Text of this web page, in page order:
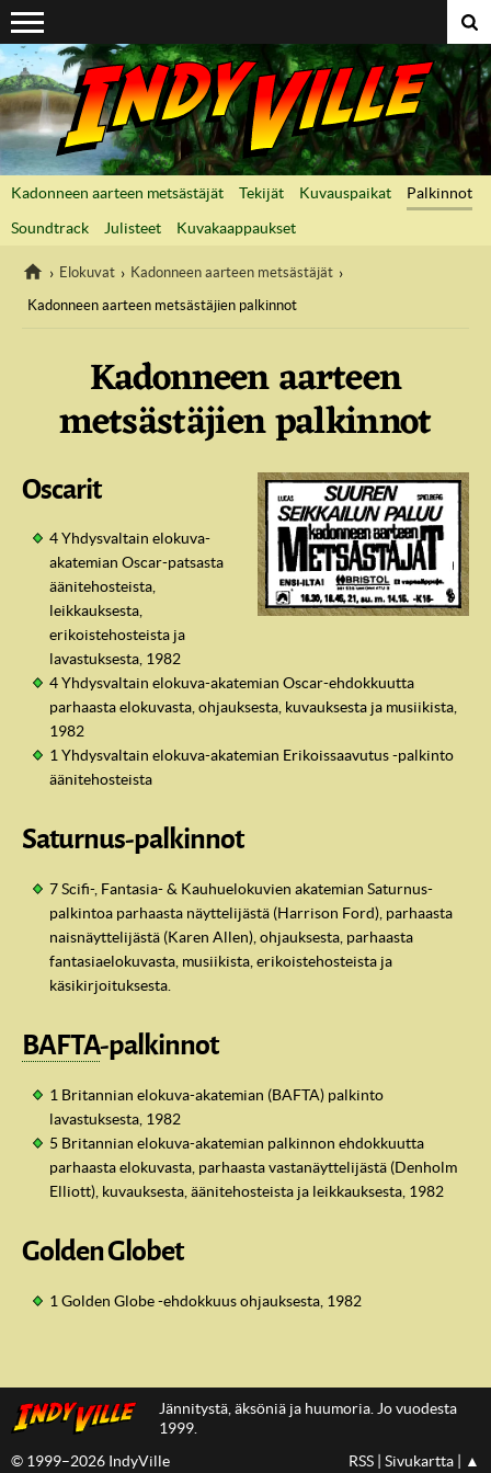
Suoraan sisältöön
Kadonneen aarteen metsästäjät Tekijät Kuvauspaikat
Palkinnot
Soundtrack
Julisteet Kuvakaappaukset
Elokuvat
Kadonneen aarteen metsästäjät
Kadonneen aarteen metsästäjien palkinnot
Kadonneen aarteen
metsästäjien palkinnot
Oscarit
4 Yhdysvaltain elokuva-
akatemian Oscar-patsasta
äänitehosteista,
leikkauksesta,
erikoistehosteista ja
lavastuksesta, 1982
4 Yhdysvaltain elokuva-akatemian Oscar-ehdokkuutta
parhaasta elokuvasta, ohjauksesta, kuvauksesta ja musiikista,
1982
1 Yhdysvaltain elokuva-akatemian Erikoissaavutus -palkinto
äänitehosteista
Saturnus-palkinnot
7 Scifi-, Fantasia- & Kauhuelokuvien akatemian Saturnus-
palkintoa parhaasta näyttelijästä (Harrison Ford), parhaasta
naisnäyttelijästä (Karen Allen), ohjauksesta, parhaasta
fantasiaelokuvasta, musiikista, erikoistehosteista ja
käsikirjoituksesta.
BAFTA-palkinnot
1 Britannian elokuva-akatemian (BAFTA) palkinto
lavastuksesta, 1982
5 Britannian elokuva-akatemian palkinnon ehdokkuutta
parhaasta elokuvasta, parhaasta vastanäyttelijästä (Denholm
Elliott), kuvauksesta, äänitehosteista ja leikkauksesta, 1982
Golden Globet
1 Golden Globe -ehdokkuus ohjauksesta, 1982
Jännitystä, äksöniä ja huumoria. Jo vuodesta
1999.
© 1999–2026 IndyVille
RSS Sivukartta ▲